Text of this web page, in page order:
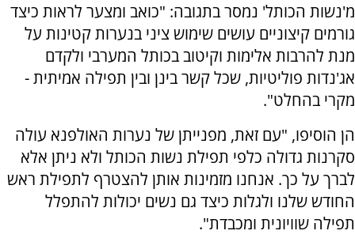
מ'נשות הכותל' נמסר בתגובה: "כואב ומצער לראות כיצד
גורמים קיצוניים עושים שימוש ציני בנערות קטינות על
מנת להרבות אלימות וקיטוב בכותל המערבי ולקדם
אג'נדות פוליטיות, שכל קשר בינן ובין תפילה אמיתית -
מקרי בהחלט".
הן הוסיפו, "עם זאת, מפנייתן של נערות האולפנא עולה
סקרנות גדולה כלפי תפילת נשות הכותל ולא ניתן אלא
לברך על כך. אנחנו מזמינות אותן להצטרף לתפילת ראש
החודש שלנו ולגלות כיצד גם נשים יכולות להתפלל
תפילה שוויונית ומכבדת".